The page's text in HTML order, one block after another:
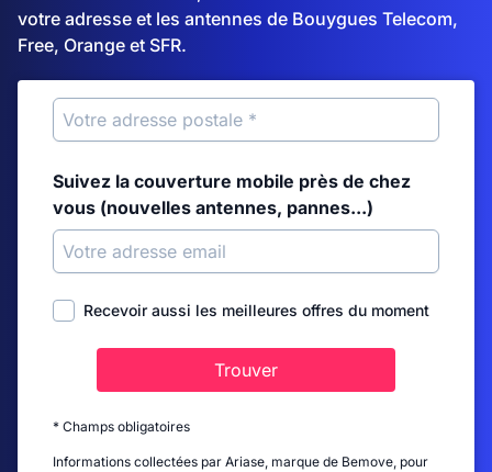
votre adresse et les antennes de Bouygues Telecom,
Free, Orange et SFR.
Suivez la couverture mobile près de chez
vous (nouvelles antennes, pannes...)
Recevoir aussi les meilleures offres du moment
Trouver
* Champs obligatoires
Informations collectées par Ariase, marque de Bemove, pour